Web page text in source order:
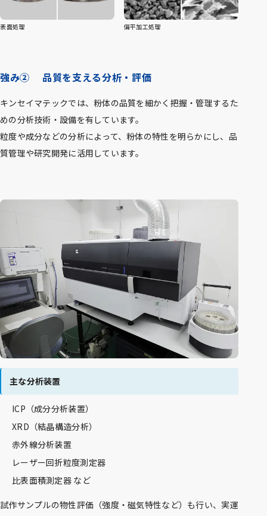
表面処理 偏平加工処理
強み② 品質を支える分析・評価
キンセイマテックでは、粉体の品質を細かく把握・管理するた
めの分析技術・設備を有しています。
粒度や成分などの分析によって、粉体の特性を明らかにし、品
質管理や研究開発に活用しています。
主な分析装置
ICP（成分分析装置）
XRD（結晶構造分析）
赤外線分析装置
レーザー回折粒度測定器
比表面積測定器 など
試作サンプルの物性評価（強度・磁気特性など）も行い、実運